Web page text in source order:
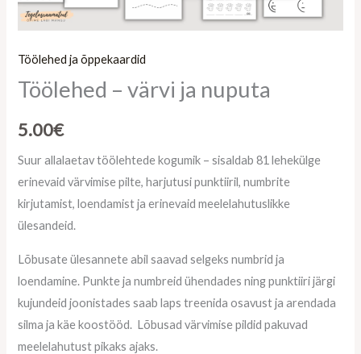
Töölehed ja õppekaardid
Töölehed – värvi ja nuputa
5.00€
Suur allalaetav töölehtede kogumik – sisaldab 81 lehekülge
erinevaid värvimise pilte, harjutusi punktiiril, numbrite
kirjutamist, loendamist ja erinevaid meelelahutuslikke
ülesandeid.
Lõbusate ülesannete abil saavad selgeks numbrid ja
loendamine. Punkte ja numbreid ühendades ning punktiiri järgi
kujundeid joonistades saab laps treenida osavust ja arendada
silma ja käe koostööd. Lõbusad värvimise pildid pakuvad
meelelahutust pikaks ajaks.